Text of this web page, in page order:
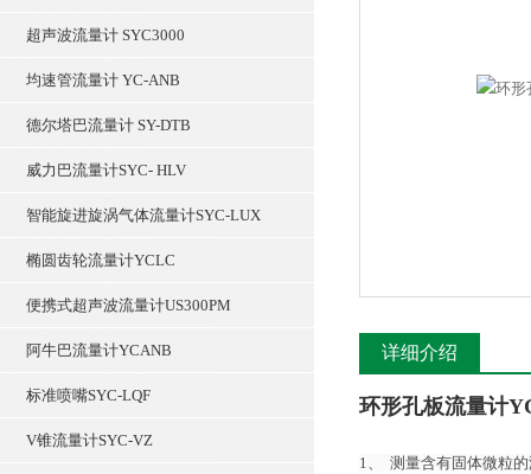
超声波流量计 SYC3000
均速管流量计 YC-ANB
德尔塔巴流量计 SY-DTB
威力巴流量计SYC- HLV
智能旋进旋涡气体流量计SYC-LUX
椭圆齿轮流量计YCLC
便携式超声波流量计US300PM
阿牛巴流量计YCANB
标准喷嘴SYC-LQF
V锥流量计SYC-VZ
详细介绍
环形孔板流量计
1、 测量含有固体微粒